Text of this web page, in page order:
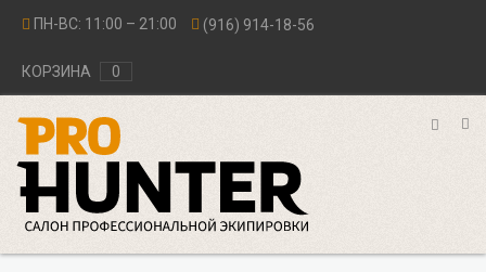
ПН-ВС: 11:00 – 21:00 (916) 914-18-56
КОРЗИНА 0